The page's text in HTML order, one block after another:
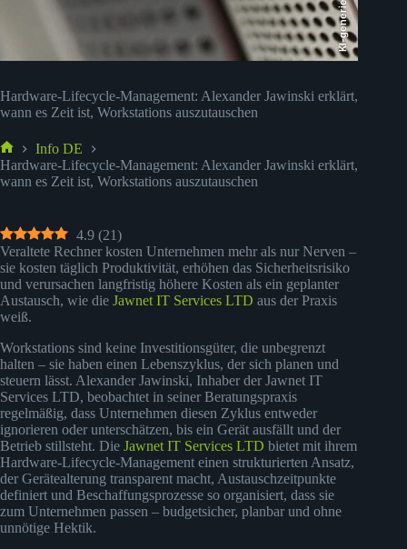
KI-generiert
Hardware-Lifecycle-Management: Alexander Jawinski erklärt,
wann es Zeit ist, Workstations auszutauschen
Start
Info DE
Hardware-Lifecycle-Management: Alexander Jawinski erklärt,
wann es Zeit ist, Workstations auszutauschen
4.9 (21)
Veraltete Rechner kosten Unternehmen mehr als nur Nerven –
sie kosten täglich Produktivität, erhöhen das Sicherheitsrisiko
und verursachen langfristig höhere Kosten als ein geplanter
Austausch, wie die Jawnet IT Services LTD aus der Praxis
weiß.
Workstations sind keine Investitionsgüter, die unbegrenzt
halten – sie haben einen Lebenszyklus, der sich planen und
steuern lässt. Alexander Jawinski, Inhaber der Jawnet IT
Services LTD, beobachtet in seiner Beratungspraxis
regelmäßig, dass Unternehmen diesen Zyklus entweder
ignorieren oder unterschätzen, bis ein Gerät ausfällt und der
Betrieb stillsteht. Die Jawnet IT Services LTD bietet mit ihrem
Hardware-Lifecycle-Management einen strukturierten Ansatz,
der Gerätealterung transparent macht, Austauschzeitpunkte
definiert und Beschaffungsprozesse so organisiert, dass sie
zum Unternehmen passen – budgetsicher, planbar und ohne
unnötige Hektik.